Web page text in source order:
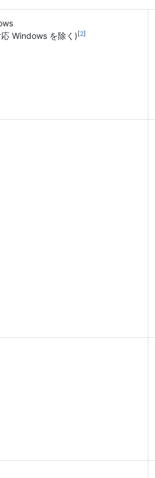
Windows を除く) [2]